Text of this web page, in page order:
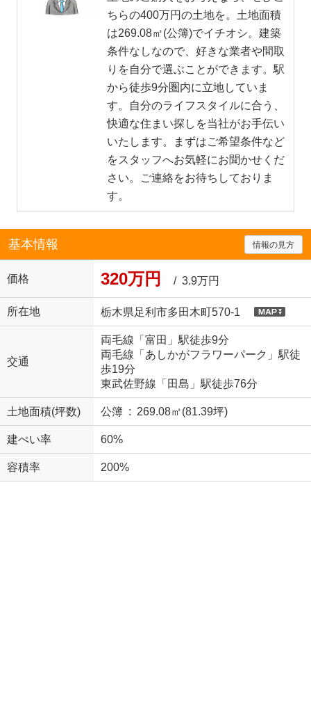
ちらの400万円の土地を。土地面積
は269.08㎡(公簿)でイチオシ。建築
条件なしなので、好きな業者や間取
りを自分で選ぶことができます。駅
から徒歩9分圏内に立地していま
す。自分のライフスタイルに合う、
快適な住まい探しを当社がお手伝い
いたします。まずはご希望条件など
をスタッフへお気軽にお聞かせくだ
さい。ご連絡をお待ちしておりま
す。
基本情報 情報の見方
価格 320万円 / 3.9万円
所在地 栃木県足利市多田木町570-1
交通
両毛線「富田」駅徒歩9分
両毛線「あしかがフラワーパーク」駅徒
歩19分
東武佐野線「田島」駅徒歩76分
土地面積(坪数) 公簿 : 269.08㎡(81.39坪)
建ぺい率 60%
容積率 200%